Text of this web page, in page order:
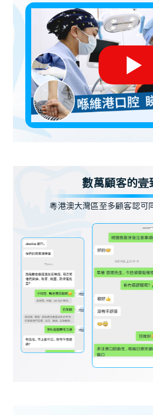
數萬顧客的壹
粵港澳大灣區至多顧客認可